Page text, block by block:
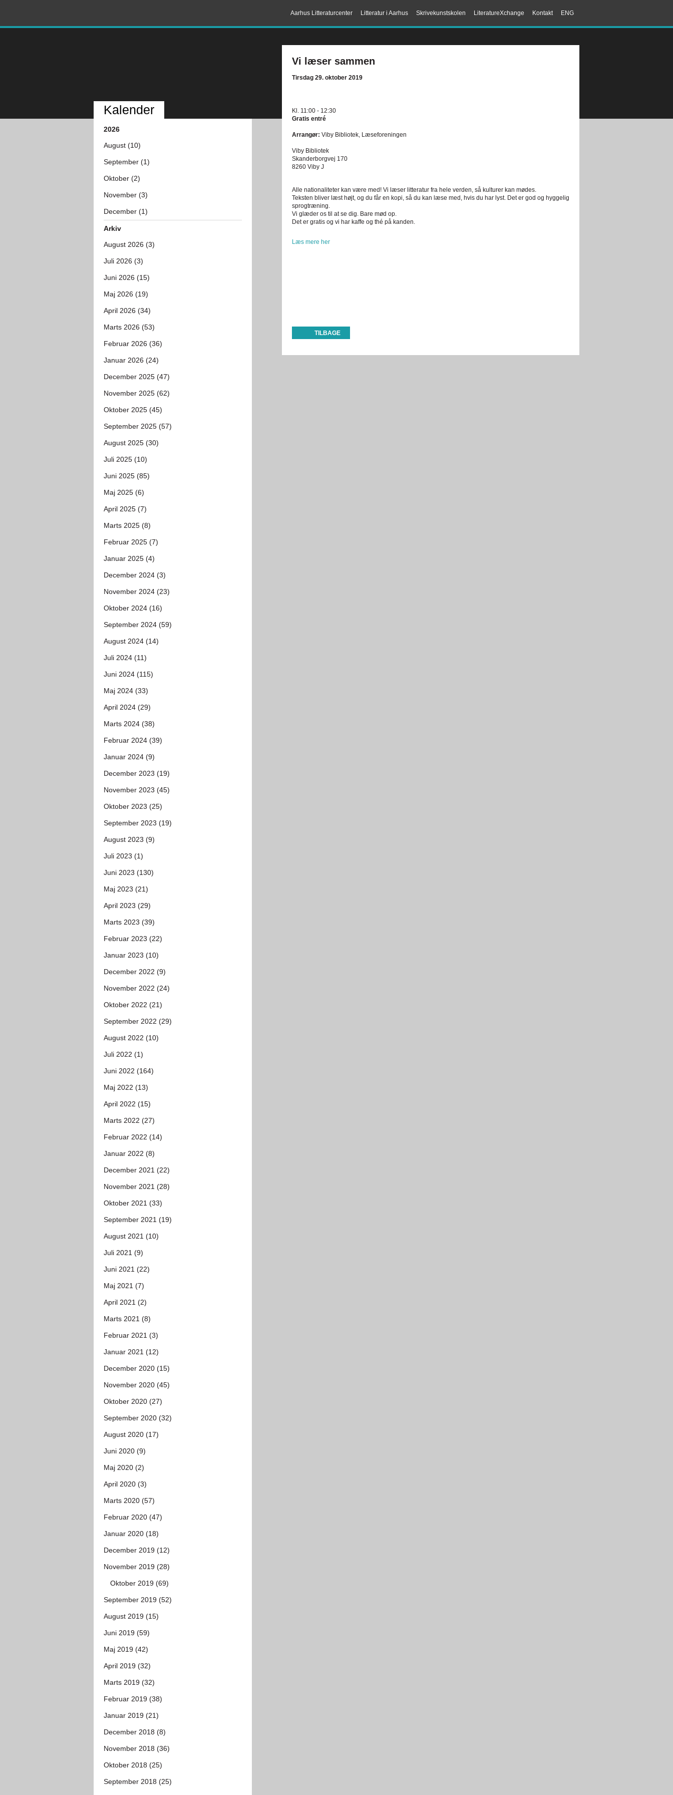
ENG
Kontakt
LiteratureXchange
Skrivekunstskolen
Litteratur i Aarhus
Aarhus Litteraturcenter
Vi læser sammen
Tirsdag 29. oktober 2019
Kl. 11:00 - 12:30
Gratis entré
Arrangør: Viby Bibliotek, Læseforeningen
Viby Bibliotek
Skanderborgvej 170
8260 Viby J
Alle nationaliteter kan være med! Vi læser litteratur fra hele verden, så kulturer kan mødes.
Teksten bliver læst højt, og du får en kopi, så du kan læse med, hvis du har lyst. Det er god og hyggelig
sprogtræning.
Vi glæder os til at se dig. Bare mød op.
Det er gratis og vi har kaffe og thé på kanden.
Læs mere her
TILBAGE
Kalender
2026
August (10)
September (1)
Oktober (2)
November (3)
December (1)
Arkiv
August 2026 (3)
Juli 2026 (3)
Juni 2026 (15)
Maj 2026 (19)
April 2026 (34)
Marts 2026 (53)
Februar 2026 (36)
Januar 2026 (24)
December 2025 (47)
November 2025 (62)
Oktober 2025 (45)
September 2025 (57)
August 2025 (30)
Juli 2025 (10)
Juni 2025 (85)
Maj 2025 (6)
April 2025 (7)
Marts 2025 (8)
Februar 2025 (7)
Januar 2025 (4)
December 2024 (3)
November 2024 (23)
Oktober 2024 (16)
September 2024 (59)
August 2024 (14)
Juli 2024 (11)
Juni 2024 (115)
Maj 2024 (33)
April 2024 (29)
Marts 2024 (38)
Februar 2024 (39)
Januar 2024 (9)
December 2023 (19)
November 2023 (45)
Oktober 2023 (25)
September 2023 (19)
August 2023 (9)
Juli 2023 (1)
Juni 2023 (130)
Maj 2023 (21)
April 2023 (29)
Marts 2023 (39)
Februar 2023 (22)
Januar 2023 (10)
December 2022 (9)
November 2022 (24)
Oktober 2022 (21)
September 2022 (29)
August 2022 (10)
Juli 2022 (1)
Juni 2022 (164)
Maj 2022 (13)
April 2022 (15)
Marts 2022 (27)
Februar 2022 (14)
Januar 2022 (8)
December 2021 (22)
November 2021 (28)
Oktober 2021 (33)
September 2021 (19)
August 2021 (10)
Juli 2021 (9)
Juni 2021 (22)
Maj 2021 (7)
April 2021 (2)
Marts 2021 (8)
Februar 2021 (3)
Januar 2021 (12)
December 2020 (15)
November 2020 (45)
Oktober 2020 (27)
September 2020 (32)
August 2020 (17)
Juni 2020 (9)
Maj 2020 (2)
April 2020 (3)
Marts 2020 (57)
Februar 2020 (47)
Januar 2020 (18)
December 2019 (12)
November 2019 (28)
Oktober 2019 (69)
September 2019 (52)
August 2019 (15)
Juni 2019 (59)
Maj 2019 (42)
April 2019 (32)
Marts 2019 (32)
Februar 2019 (38)
Januar 2019 (21)
December 2018 (8)
November 2018 (36)
Oktober 2018 (25)
September 2018 (25)